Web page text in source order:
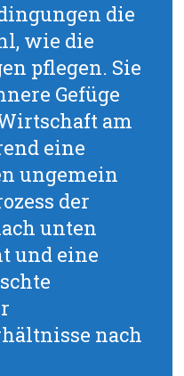
die
wie die
pflegen. Sie
Gefüge
am
eine
ungemein
der
unten
und eine
nach